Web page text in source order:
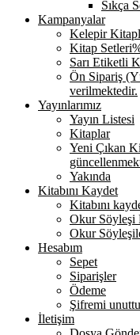
Sıkça
Kampanyalar
Kelepir
Kitap Setleri
Sarı Etiketli
Ön Sipariş
verilmektedir.
Yayınlarımız
Yayın Listesi
Kitaplar
Yeni Çıkan
Yakında
Kitabını Kaydet
Kitabını
Okur Söyleşi
Okur
Hesabım
Sepet
Siparişler
Ödeme
Şifremi
İletişim